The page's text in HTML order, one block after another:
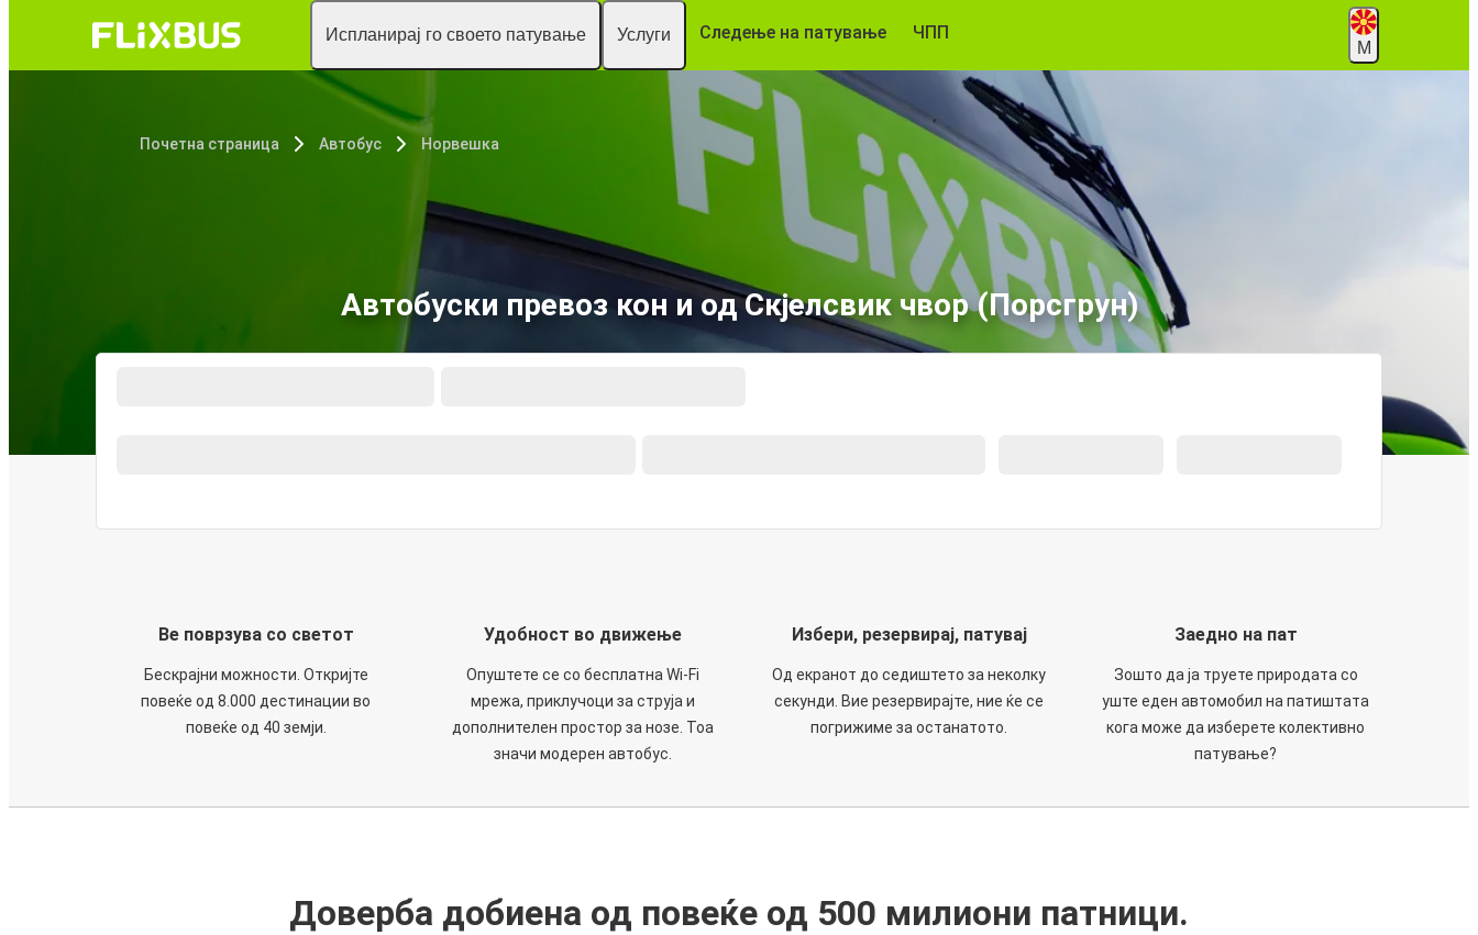
Испланирај го своето патување Услуги Следење на патување ЧПП
М
Почетна страница Автобус Норвешка
Автобуски превоз кон и од Скјелсвик чвор (Порсгрун)
Ве поврзува со светот
Бескрајни можности. Откријте
повеќе од 8.000 дестинации во
повеќе од 40 земји.
Удобност во движење
Опуштете се со бесплатна Wi-Fi
мрежа, приклучоци за струја и
дополнителен простор за нозе. Тоа
значи модерен автобус.
Избери, резервирај, патувај
Од екранот до седиштето за неколку
секунди. Вие резервирајте, ние ќе се
погрижиме за останатото.
Заедно на пат
Зошто да ја труете природата со
уште еден автомобил на патиштата
кога може да изберете колективно
патување?
Доверба добиена од повеќе од 500 милиони патници.